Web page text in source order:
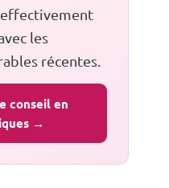
effectivement
les
récentes.
conseil en
→